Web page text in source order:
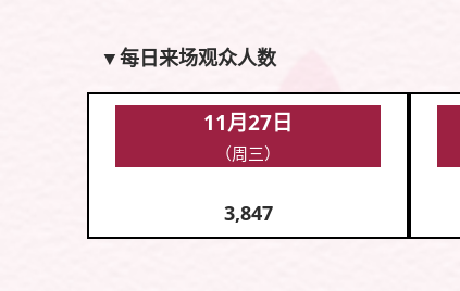
▼每日来场观众人数
11月27日
（周三）
3,847